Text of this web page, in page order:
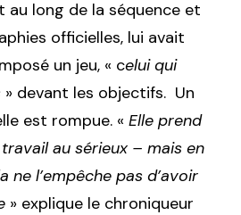
au long de la séquence et
officielles, lui avait
un jeu, « celui qui
» devant les objectifs. Un
est rompue. « Elle prend
au sérieux – mais en
ne l’empêche pas d’avoir
» explique le chroniqueur